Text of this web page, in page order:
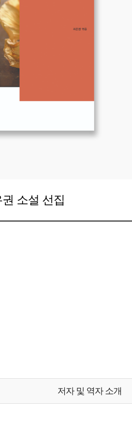
권 소설 선집
저자 및 역자 소개